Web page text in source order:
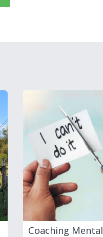
Coaching Mental